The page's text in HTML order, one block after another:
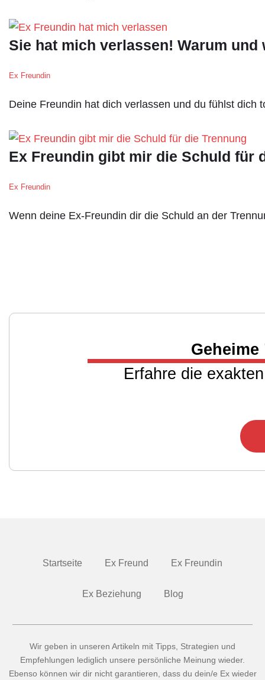
Sie hat mich verlassen! Warum und
Ex Freundin
Deine Freundin hat dich verlassen und du fühlst
Ex Freundin gibt mir die Schuld für
Ex Freundin
Wenn deine Ex-Freundin dir die Schuld an der
Erfahre die
Startseite Ex Freund Ex Freundin
Ex Beziehung Blog
Wir geben in unseren Artikeln mit Tipps, Strategien und
Empfehlungen lediglich unsere persönliche Meinung wieder.
Ebenso können wir dir nicht garantieren, dass du dein/e Ex wieder